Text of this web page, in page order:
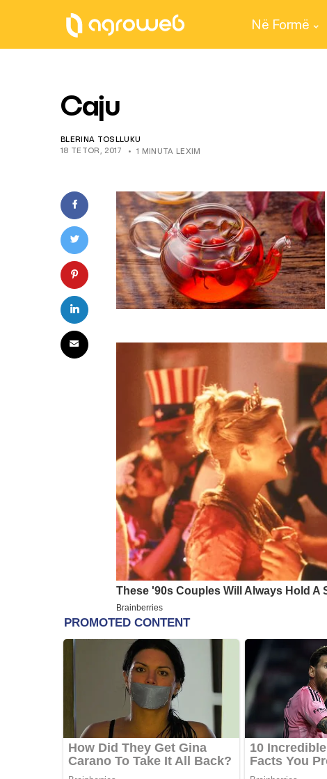
Në Formë
Caju
BLERINA TOSLLUKU
18 TETOR, 2017
1 MINUTA LEXIM
KËSHILLA & IDE
Pse Nuk Duhet të
Letrën e Aluminit për
e Ushqimeve
AGROWEB 7 QERSHOR,